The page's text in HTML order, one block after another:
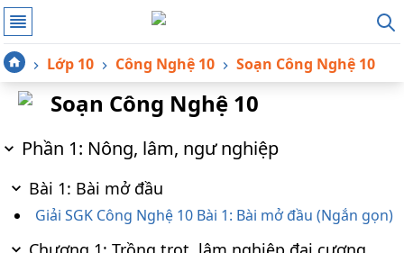
Lớp 10 Công Nghệ 10 Soạn Công Nghệ 10
Soạn Công Nghệ 10
Phần 1: Nông, lâm, ngư nghiệp
Bài 1: Bài mở đầu
Giải SGK Công Nghệ 10 Bài 1: Bài mở đầu (Ngắn gọn)